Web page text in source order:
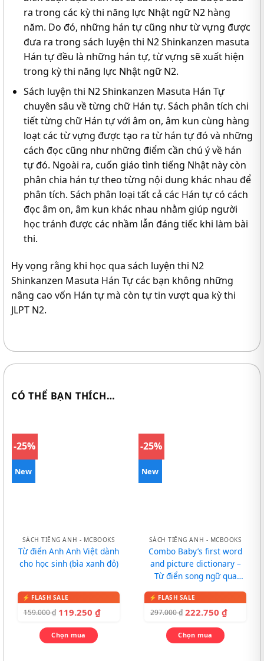
ra trong các kỳ thi năng lực Nhật ngữ N2 hàng
năm. Do đó, những hán tự cũng như từ vựng được
đưa ra trong sách luyện thi N2 Shinkanzen masuta
Hán tự đều là những hán tự, từ vựng sẽ xuất hiện
trong kỳ thi năng lực Nhật ngữ N2.
Sách luyện thi N2 Shinkanzen Masuta Hán Tự
chuyên sâu về từng chữ Hán tự. Sách phân tích chi
tiết từng chữ Hán tự với âm on, âm kun cùng hàng
loạt các từ vựng được tạo ra từ hán tự đó và những
cách đọc cũng như những điểm cần chú ý về hán
tự đó. Ngoài ra, cuốn giáo tình tiếng Nhật này còn
phân chia hán tự theo từng nội dung khác nhau để
phân tích. Sách phân loại tất cả các Hán tự có cách
đọc âm on, âm kun khác nhau nhằm giúp người
học tránh được các nhầm lẫn đáng tiếc khi làm bài
thi.
Hy vọng rằng khi học qua sách luyện thi N2
Shinkanzen Masuta Hán Tự các bạn không những
nâng cao vốn Hán tự mà còn tự tin vượt qua kỳ thi
JLPT N2.
CÓ THỂ BẠN THÍCH…
-25%
New
SÁCH TIẾNG ANH - MCBOOKS
Từ điển Anh Anh Việt dành
cho học sinh (bìa xanh đỏ)
159.000₫ 119.250 ₫
Chọn mua
-25%
New
SÁCH TIẾNG ANH - MCBOOKS
Combo Baby’s first word
and picture dictionary –
Từ điển song ngữ qua
297.000₫ 222.750 ₫
Chọn mua